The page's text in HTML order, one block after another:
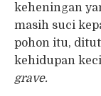
keheningan
masih suci
pohon itu,
kehidupan
grave.